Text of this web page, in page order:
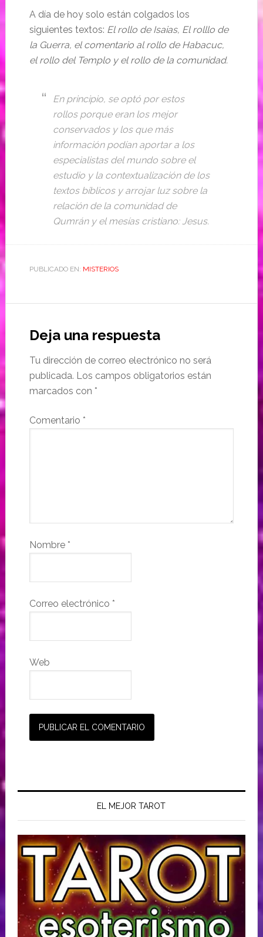
A día de hoy solo están colgados los
siguientes textos: El rollo de Isaias, El rolllo de
la Guerra, el comentario al rollo de Habacuc,
el rollo del Templo y el rollo de la comunidad.
En principio, se optó por estos
rollos porque eran los mejor
conservados y los que más
información podían aportar a los
especialistas del mundo sobre el
estudio y la contextualización de los
textos bíblicos y arrojar luz sobre la
relación de la comunidad de
Qumrán y el mesías cristiano: Jesus.
PUBLICADO EN: MISTERIOS
Deja una respuesta
Tu dirección de correo electrónico no será
publicada. Los campos obligatorios están
marcados con *
Comentario *
Nombre *
Correo electrónico *
Web
EL MEJOR TAROT